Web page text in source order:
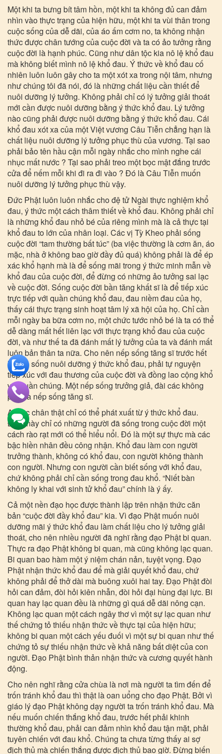
Một khi ta bưng bít tâm hồn, một khi ta không đủ can đảm
nhìn vào thực trạng của hiện hữu, một khi ta vùi thân trong
cuộc sống của dễ dãi, của áo ấm cơm no, ta không nhận
thức được chân tướng của cuộc đời và ta có ảo tưởng rằng
cuộc đời là hạnh phúc. Cũng như dân tộc kia nô lệ khổ đau
mà không biết mình nô lệ khổ đau. Ý thức về khổ đau cố
nhiên luôn luôn gây cho ta một xót xa trong nội tâm, nhưng
như chúng tôi đã nói, đó là những chất liệu cần thiết để
nuôi dưỡng lý tưởng. Không phải chỉ có lý tưởng giải thoát
mới cần được nuôi dưỡng bằng ý thức khổ đau. Lý tưởng
nào cũng phải được nuôi dưỡng bằng ý thức khổ đau. Cái
khổ đau xót xa của một Việt vương Câu Tiễn chẳng hạn là
chất liệu nuôi dưỡng lý tưởng phục thù của vương. Tại sao
phải bảo tên hầu cận mỗi ngày nhắc cho mình nghe cái
nhục mất nước ? Tại sao phải treo một bọc mật đắng trước
cửa để nếm mỗi khi đi ra đi vào ? Đó là Câu Tiễn muốn
nuôi dưỡng lý tưởng phục thù vậy.
Đức Phật luôn luôn nhắc cho đệ tử Ngài thực nghiệm khổ
đau, ý thức một cách thâm thiết về khổ đau. Không phải chỉ
là những khổ đau nhỏ bé của riêng mình mà là cả thực tại
khổ đau to lớn của nhân loại. Các vị Tỳ Kheo phải sống
cuộc đời “tam thường bất túc” (ba việc thường là cơm ăn, áo
mặc, nhà ở không bao giờ đầy đủ quá) không phải là để ép
xác khổ hạnh mà là để sống mãi trong ý thức minh mẫn về
khổ đau của cuộc đời, để đừng có những ảo tưởng sai lạc
về cuộc đời. Sống cuộc đời bần tăng khất sĩ là để tiếp xúc
trực tiếp với quần chúng khổ đau, đau niềm đau của họ,
thấy cái thực trạng sinh hoạt tâm lý xã hội của họ. Chỉ cần
mỗi ngày ba bữa cơm no, một chức tước nhỏ bé là ta có thể
dễ dàng mất hết liên lạc với thực trạng khổ đau của cuộc
đời, và như thế ta đã đánh mất lý tưởng của ta và đánh mất
luôn bản thân ta nữa. Cho nên nếp sống tăng sĩ trước hết
là nếp sống nuôi dưỡng ý thức khổ đau, phải tự nguyện
tiếp xúc với đau thương của cuộc đời và đồng lao cộng khổ
với quần chúng. Một nếp sống trưởng giả, đài các không
phải là nếp sống tăng sĩ.
An lạc chân thật chỉ có thể phát xuất từ ý thức khổ đau.
Điều này chỉ có những người đã sống trong cuộc đời một
cách rào rạt mới có thể hiểu nổi. Đó là một sự thực mà các
bậc hiền nhân đều công nhận. Khổ đau làm con người
trưởng thành, không có khổ đau, con người không thành
con người. Nhưng con người cần biết sống với khổ đau,
chứ không phải chỉ cần sống trong đau khổ. “Niết bàn
không ly khai với sinh tử khổ đau” chính là ý ấy.
Cả một nền đạo học được thành lập trên nhận thức căn
bản “cuộc đời đầy khổ đau” kia. Vì đạo Phật muốn nuôi
dưỡng mãi ý thức khổ đau làm chất liệu cho lý tưởng giải
thoát, cho nên nhiều người đã nghĩ rằng đạo Phật bi quan.
Thực ra đạo Phật không bi quan, mà cũng không lạc quan.
Bi quan bao hàm một ý niệm chán nản, tuyệt vọng. Đạo
Phật nhận thức khổ đau để mà giải quyết khổ đau, chứ
không phải để thở dài mà buông xuôi hai tay. Đạo Phật đòi
hỏi can đảm, đòi hỏi kiên nhẫn, đòi hỏi đại hùng đại lực. Bi
quan hay lạc quan đều là những gì quá dễ dãi nông cạn.
Không lạc quan một cách ngây thơ vì một sự lạc quan như
thế chứng tỏ thiếu nhận thức về thực tại của hiện hữu;
không bi quan một cách yếu đuối vì một sự bi quan như thế
chứng tỏ sự thiếu nhận thức về khả năng bất diệt của con
người. Đạo Phật bình thản nhận thức và cương quyết hành
động.
Cho nên nghĩ rằng cửa chùa là nơi mà người ta tìm đến để
trốn tránh khổ đau thì thật là oan uổng cho đạo Phật. Bởi vì
giáo lý đạo Phật không dạy người ta trốn tránh khổ đau. Mà
nếu muốn chiến thắng khổ đau, trước hết phải khinh
thường khổ đau, phải can đảm nhìn khổ đau tận mặt, phải
tuyên chiến với đau khổ. Chúng ta chưa từng thấy ai sợ
địch thủ mà chiến thắng được địch thủ bao giờ. Đừng biến